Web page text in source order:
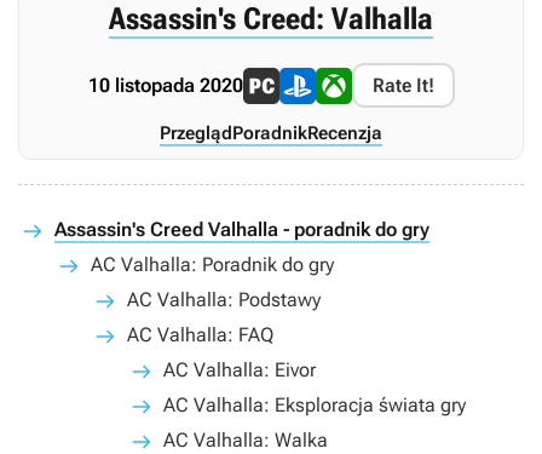
Assassin's Creed: Valhalla
10 listopada 2020 Rate It!
PrzeglądPoradnikRecenzja
Assassin's Creed Valhalla - poradnik do gry
AC Valhalla: Poradnik do gry
AC Valhalla: Podstawy
AC Valhalla: FAQ
AC Valhalla: Eivor
AC Valhalla: Eksploracja świata gry
AC Valhalla: Walka